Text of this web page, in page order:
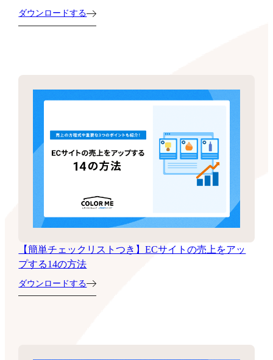
ダウンロードする
【簡単チェックリストつき】ECサイトの売上をアッ
プする14の方法
ダウンロードする